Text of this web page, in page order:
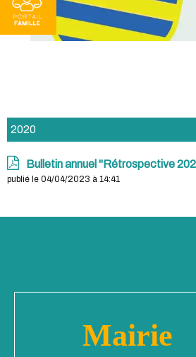
2020
Bulletin annuel "Rétrospective
publié le 04/04/2023 à 14:41
Mairie